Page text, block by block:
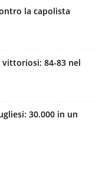
la capolista
84-83 nel
30.000 in un